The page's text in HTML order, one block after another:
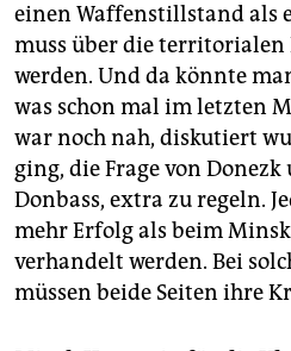
einen Waffenstillstand als
muss über die territorialen
werden. Und da könnte
was schon mal im letzten
war noch nah, diskutiert
ging, die Frage von
Donbass, extra zu regeln.
mehr Erfolg als beim
verhandelt werden. Bei
müssen beide Seiten ihre